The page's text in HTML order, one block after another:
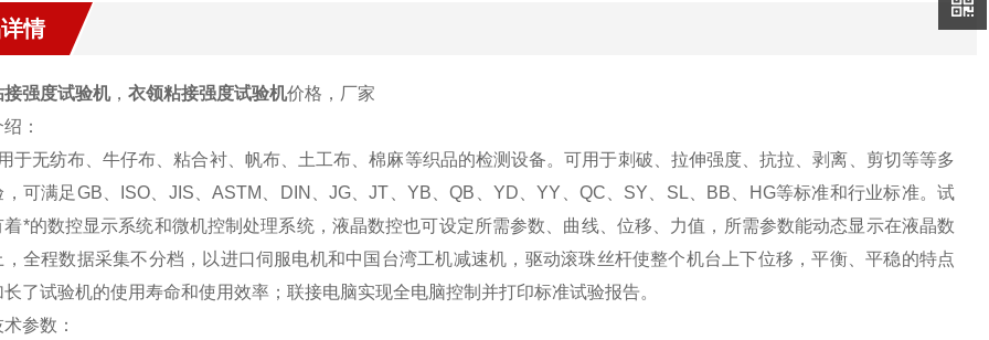
情
接强度试验机， 衣领粘接强度试验机价格，厂家
绍：
无纺布、牛仔布、粘合衬、帆布、土工布、棉麻等织品的检测设备。可用于刺破、拉伸强度、抗拉、剥离、剪切等等多
，可满足GB、ISO、JIS、ASTM、DIN、JG、JT、YB、QB、YD、YY、QC、SY、SL、BB、HG等标准和行业标准。试
着*的数控显示系统和微机控制处理系统，液晶数控也可设定所需参数、曲线、位移、力值，所需参数能动态显示在液晶数
，全程数据采集不分档，以进口伺服电机和中国台湾工机减速机，驱动滚珠丝杆使整个机台上下位移，平衡、平稳的特点
了试验机的使用寿命和使用效率；联接电脑实现全电脑控制并打印标准试验报告。
参数：